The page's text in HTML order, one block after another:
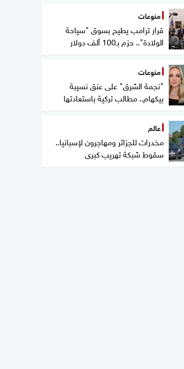
منوعات
قرار ترامب يطيح بسوق "سياحة
الولادة".. حزم بـ100 ألف دولار
منوعات
"نجمة الشرق" على عنق نسيبة
بيكهام.. مطالب تركية باستعادتها
عالم
مخدرات للجزائر ومهاجرون لإسبانيا..
سقوط شبكة تهريب كبرى